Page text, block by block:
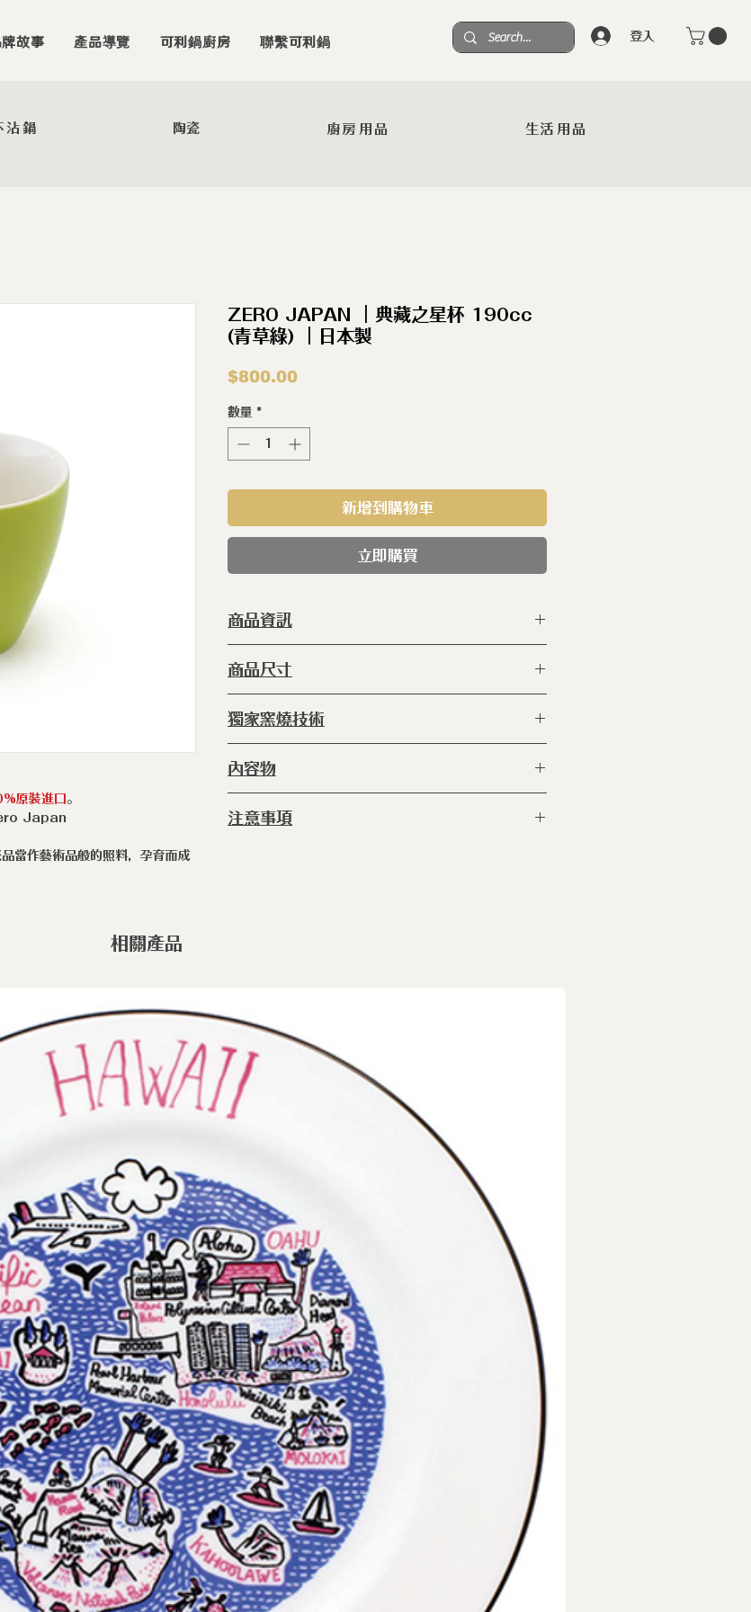
登入
牌故事 產品導覽 可利鍋廚房 聯繫可利鍋
原裝進口 。
Japan
當作藝術品般的照料，孕育而成
ZERO JAPAN ｜典藏之星杯 190cc
(青草綠) ｜日本製
$800.00價
數量 *
新增到購物車
立即購買
商品資訊
種 類 ：
塗 層 ：手工上釉（食品級）
容 量 ：190cc
產 地 ：日本
商品尺寸
獨家窯燒技術
放進爐內1340℃的高溫燒18小時 (上釉後
內容物
注意事項
陶瓷
沾鍋 廚房用品 生活用品
相關產品